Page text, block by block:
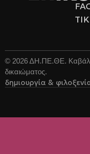
© 2026ΔΗ.ΠΕ.ΘΕ.
δικαιώματος.
δημιουργία &